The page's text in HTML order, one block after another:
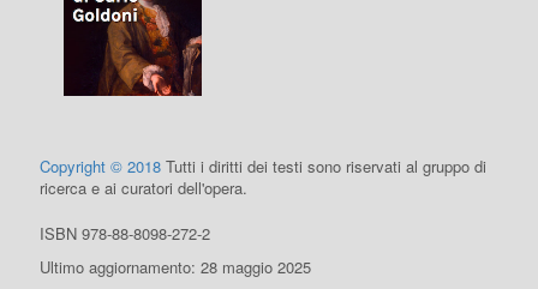
Copyright © 2018 Tutti i diritti dei testi sono riservati al gruppo di
ricerca e ai curatori dell'opera.
ISBN 978-88-8098-272-2
Ultimo aggiornamento: 28 maggio 2025